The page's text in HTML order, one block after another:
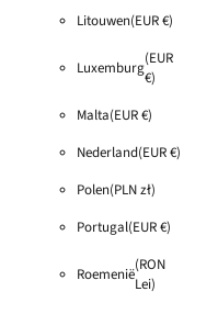
Litouwen(EUR €)
Luxemburg(EUR
€)
Malta(EUR €)
Nederland(EUR €)
Polen(PLN zł)
Portugal(EUR €)
Roemenië(RON
Lei)